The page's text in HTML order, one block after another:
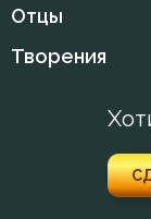
Друг
Отцы
Творения